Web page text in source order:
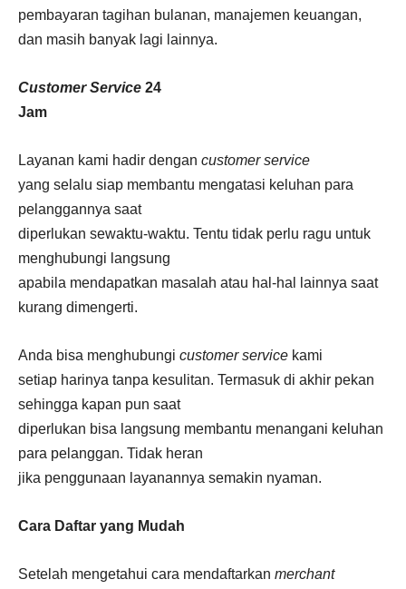
pembayaran tagihan bulanan, manajemen keuangan,
dan masih banyak lagi lainnya.
Customer Service 24
Jam
Layanan kami hadir dengan customer service
yang selalu siap membantu mengatasi keluhan para
pelanggannya saat
diperlukan sewaktu-waktu. Tentu tidak perlu ragu untuk
menghubungi langsung
apabila mendapatkan masalah atau hal-hal lainnya saat
kurang dimengerti.
Anda bisa menghubungi customer service kami
setiap harinya tanpa kesulitan. Termasuk di akhir pekan
sehingga kapan pun saat
diperlukan bisa langsung membantu menangani keluhan
para pelanggan. Tidak heran
jika penggunaan layanannya semakin nyaman.
Cara Daftar yang Mudah
Setelah mengetahui cara mendaftarkan merchant